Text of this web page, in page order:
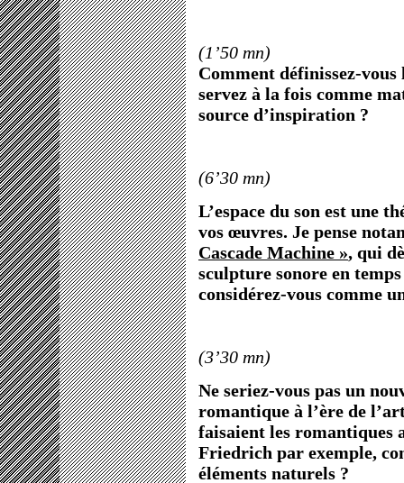
(1’50 mn)
Comment définissez-vous
servez à la fois comme
source d’inspiration ?
(6’30 mn)
L’espace du son est une
vos œuvres. Je pense
Cascade Machine », qui
sculpture sonore en
considérez-vous comme
(3’30 mn)
Ne seriez-vous pas un
romantique à l’ère de
faisaient les romantiques
Friedrich par exemple,
éléments naturels ?